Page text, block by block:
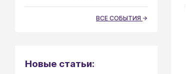
ВСЕ СОБЫТИЯ
Новые статьи: